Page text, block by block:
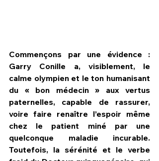
HPN Live
Commençons par une évidence :
Garry Conille a, visiblement, le
calme olympien et le ton humanisant
du « bon médecin » aux vertus
paternelles, capable de rassurer,
voire faire renaître l’espoir même
chez le patient miné par une
quelconque maladie incurable.
Toutefois, la sérénité et le verbe